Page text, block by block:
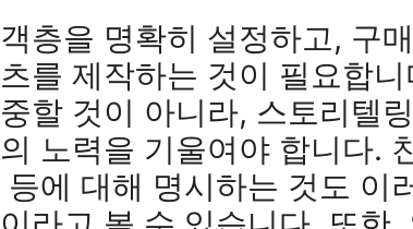
층을 명확히 설정하고, 구
를 제작하는 것이 필요합
할 것이 아니라, 스토리텔
노력을 기울여야 합니다.
등에 대해 명시하는 것도 이